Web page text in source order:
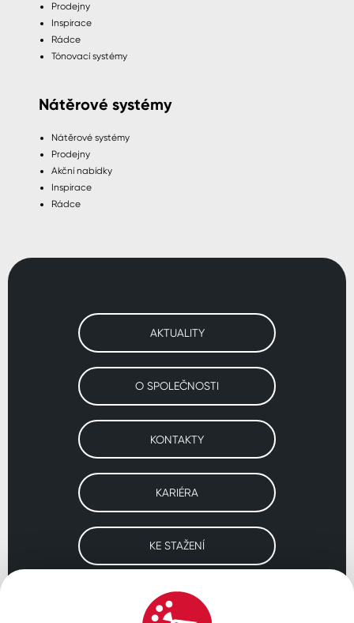
Prodejny
Inspirace
Rádce
Tónovací systémy
Nátěrové systémy
Nátěrové systémy
Prodejny
Akční nabídky
Inspirace
Rádce
AKTUALITY
O SPOLEČNOSTI
KONTAKTY
KARIÉRA
KE STAŽENÍ
Navštivte naše pobočky